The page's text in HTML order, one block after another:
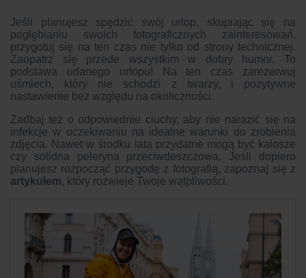
Jeśli planujesz spędzić swój urlop, skupiając się na
pogłębianiu swoich fotograficznych zainteresowań,
przygotuj się na ten czas nie tylko od strony technicznej.
Zaopatrz się przede wszystkim w dobry humor. To
podstawa udanego urlopu! Na ten czas zarezerwuj
uśmiech, który nie schodzi z twarzy, i pozytywne
nastawienie bez względu na okoliczności.
Zadbaj też o odpowiednie ciuchy, aby nie narazić się na
infekcje w oczekiwaniu na idealne warunki do zrobienia
zdjęcia. Nawet w środku lata przydatne mogą być kalosze
czy solidna peleryna przeciwdeszczowa. Jeśli dopiero
planujesz rozpocząć przygodę z fotografią, zapoznaj się z
artykułem, który rozwieje Twoje wątpliwości.